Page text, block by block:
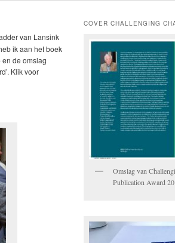
van Lansink
ik aan het boek
de omslag
Klik voor
COVER CHALLENGING
Omslag van
Publication Award